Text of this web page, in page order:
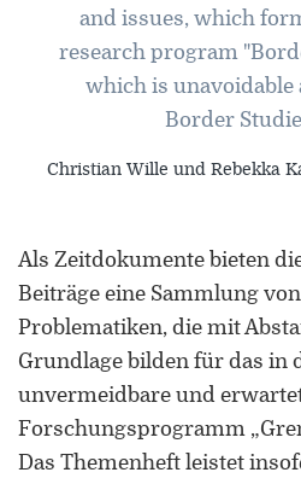
and issues, which
research program
which is unavoidable
Border
Christian Wille und Rebekka
Als Zeitdokumente bieten
Beiträge eine Sammlung
Problematiken, die mit
Grundlage bilden für das in
unvermeidbare und
Forschungsprogramm
Das Themenheft leistet